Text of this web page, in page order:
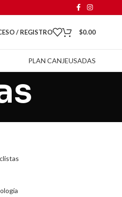
/ REGISTRO $0.00
PLAN CANJEUSADAS